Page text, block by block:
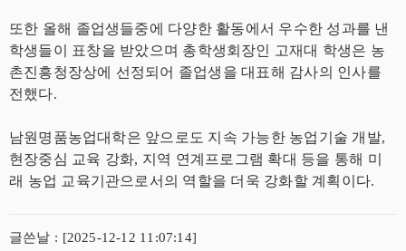
또한 올해 졸업생들중에 다양한 활동에서 우수한 성과를 낸
학생들이 표창을 받았으며 총학생회장인 고재대 학생은 농
촌진흥청장상에 선정되어 졸업생을 대표해 감사의 인사를
전했다.
남원명품농업대학은 앞으로도 지속 가능한 농업기술 개발,
현장중심 교육 강화, 지역 연계프로그램 확대 등을 통해 미
래 농업 교육기관으로서의 역할을 더욱 강화할 계획이다.
글쓴날 : [2025-12-12 11:07:14]